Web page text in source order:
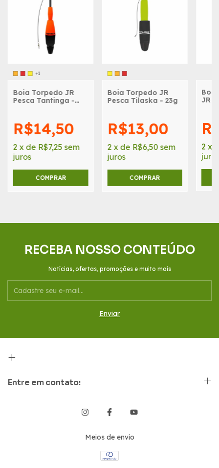
+1
Boia Torpedo JR
Pesca Tantinga -
R$14,50
2 x de R$7,25 sem
juros
COMPRAR
Boia Torpedo JR
Pesca Tilaska - 23g
R$13,00
2 x de R$6,50 sem
juros
COMPRAR
JR
2 x
juros
RECEBA NOSSO CONTEÚDO
Notícias, ofertas, promoções e muito mais
Entre em contato:
Meios de envio